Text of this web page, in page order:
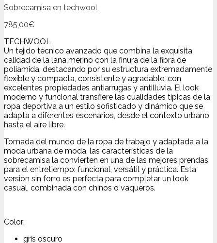
Sobrecamisa en techwool
785,00€
TECHWOOL
Un tejido técnico avanzado que combina la exquisita
calidad de la lana merino con la finura de la fibra de
poliamida, destacando por su estructura extremadamente
flexible y compacta, consistente y agradable, con
excelentes propiedades antiarrugas y antilluvia. El look
moderno y funcional transfiere las cualidades típicas de la
ropa deportiva a un estilo sofisticado y dinámico que se
adapta a diferentes escenarios, desde el contexto urbano
hasta el aire libre.
Tomada del mundo de la ropa de trabajo y adaptada a la
moda urbana de moda, las características de la
sobrecamisa la convierten en una de las mejores prendas
para el entretiempo: funcional, versátil y práctica. Esta
versión sin forro es perfecta para completar un look
casual, combinada con chinos o vaqueros.
Color:
gris oscuro